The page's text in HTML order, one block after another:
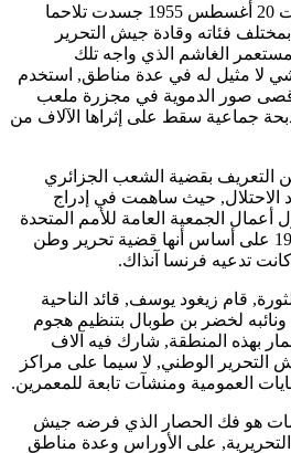
وفي هذا الصدد, فإن هجومات 20 أغسطس 1955 جسدت تلاحما
فئاته وقادة جيش التحرير
الغاشم الذي واجه تلك
لا مثيل له في عدة مناطق, استخدم
أقصى صور الدموية في مجزرة ملعب
جماعية سقط على إثراها الآلاف من
التعريف بقضية الشعب الجزائري
حيث ساهمت في إدراج
أعمال الجمعية العامة للأمم المتحدة
التي عقدت شهر سبتمبر 1955 على أساس أنها قضية تحرير وطن
تدعيه فرنسا آنذاك.
قام زيغود يوسف, قائد الناحية
ونائبه لخضر بن طوبال بتنظيم هجوم
بهذه المنطقة, شارك فيه آلاف
التحرير الوطني, لا سيما على مراكز
العمومية ومنشآت تابعة للمعمرين.
هو فك الحصار الذي فرضه جيش
التحريرية, على الأوراس وعدة مناطق